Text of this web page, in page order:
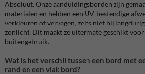
Absoluut. Onze aanduidingsborden zijn
materialen en hebben een UV-bestendige
verkleuren of vervagen, zelfs niet bij
zonlicht. Dit maakt ze uitermate geschikt
buitengebruik.
Wat is het verschil tussen een bord met
rand en een vlak bord?